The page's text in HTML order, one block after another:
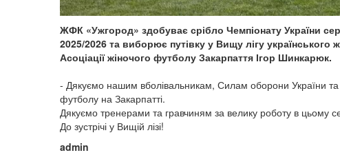
ЖФК «Ужгород» здобуває срібло Чемпіонату України
2025/2026 та виборює путівку у Вищу лігу
Асоціації жіночого футболу Закарпаття Ігор Шинкарюк.
- Дякуємо нашим вболівальникам, Силам оборони України та
футболу на Закарпатті.
Дякуємо тренерами та гравчиням за велику роботу в цьому
До зустрічі у Вищій лізі!
admin